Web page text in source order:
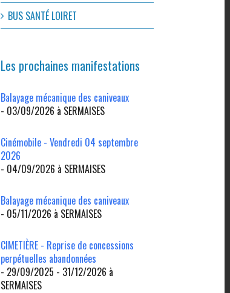
BUS SANTÉ LOIRET
Les prochaines manifestations
Balayage mécanique des caniveaux
- 03/09/2026 à SERMAISES
Cinémobile - Vendredi 04 septembre
2026
- 04/09/2026 à SERMAISES
Balayage mécanique des caniveaux
- 05/11/2026 à SERMAISES
CIMETIÈRE - Reprise de concessions
perpétuelles abandonnées
- 29/09/2025 - 31/12/2026 à
SERMAISES